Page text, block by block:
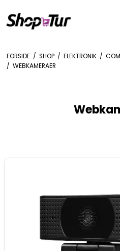
FORSIDE / SHOP / ELEKTRONIK /
/ WEBKAMERAER